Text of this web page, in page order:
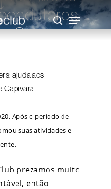
search
Menu
Capivara
ajuda aos
Capivara
Após o período de
suas atividades e
prezamos muito
então